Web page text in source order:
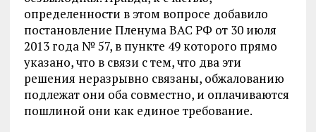
определенности в этом вопросе добавило
постановление Пленума ВАС РФ от 30 июля
2013 года № 57, в пункте 49 которого прямо
указано, что в связи с тем, что два эти
решения неразрывно связаны, обжалованию
подлежат они оба совместно, и оплачиваются
пошлиной они как единое требование.